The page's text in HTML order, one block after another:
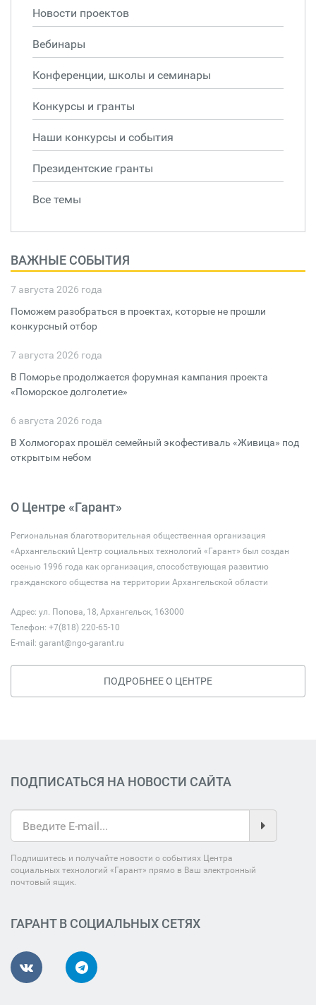
Новости проектов
Вебинары
Конференции, школы и семинары
Конкурсы и гранты
Наши конкурсы и события
Президентские гранты
Все темы
ВАЖНЫЕ СОБЫТИЯ
7 августа 2026 года
Поможем разобраться в проектах, которые не прошли
конкурсный отбор
7 августа 2026 года
В Поморье продолжается форумная кампания проекта
«Поморское долголетие»
6 августа 2026 года
В Холмогорах прошёл семейный экофестиваль «Живица» под
открытым небом
О Центре «Гарант»
Региональная благотворительная общественная организация
«Архангельский Центр социальных технологий «Гарант» был создан
осенью 1996 года как организация, способствующая развитию
гражданского общества на территории Архангельской области
Адрес: ул. Попова, 18, Архангельск, 163000
Телефон: +7(818) 220-65-10
E-mail: garant@ngo-garant.ru
ПОДРОБНЕЕ О ЦЕНТРЕ
ПОДПИСАТЬСЯ НА НОВОСТИ САЙТА
Подпишитесь и получайте новости о событиях Центра
социальных технологий «Гарант» прямо в Ваш электронный
почтовый ящик.
ГАРАНТ В СОЦИАЛЬНЫХ СЕТЯХ